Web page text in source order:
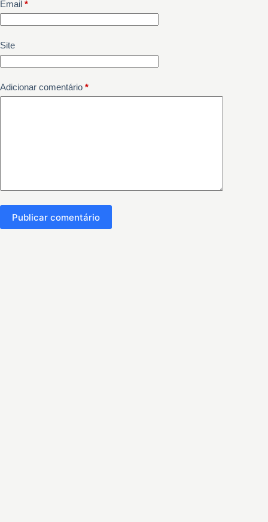
Email *
Site
Adicionar comentário *
Publicar comentário